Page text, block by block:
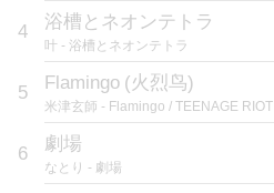
4 浴槽とネオンテトラ
叶 - 浴槽とネオンテトラ
5 Flamingo (火烈鸟)
米津玄師 - Flamingo / TEENAGE RIOT
6 劇場
なとり - 劇場